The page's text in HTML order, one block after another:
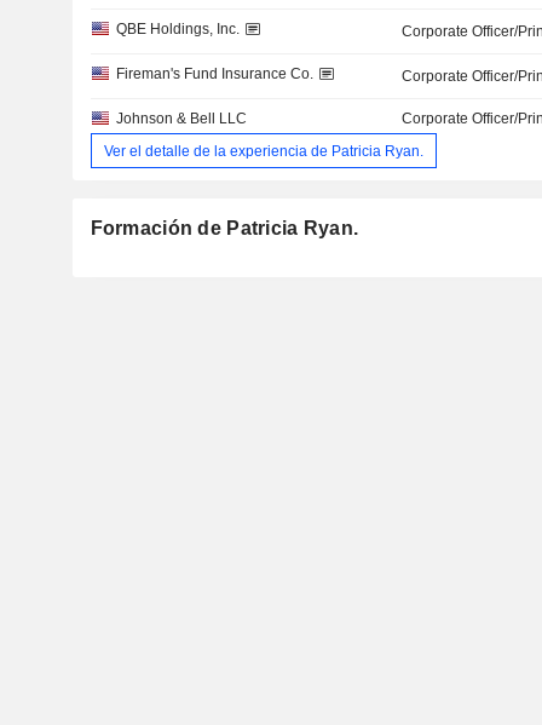
QBE Holdings, Inc. Corporate Officer/
Fireman's Fund Insurance Co. Corporate Officer/
Johnson & Bell LLC
Corporate Officer/
Ver el detalle de la experiencia de Patricia Ryan.
Formación de Patricia Ryan.